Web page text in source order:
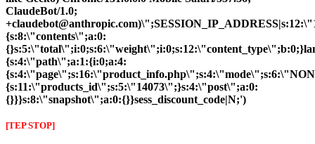
ClaudeBot/1.0;
{s:8:\"contents\";a:0:
{s:4:\"path\";a:1:{i:0;a:4:
{s:11:\"products_id\";s:5:\"14073\";}s:4:\"post\";a:0:
{}}}s:8:\"snapshot\";a:0:{}}sess_discount_code|N;')
[TEP STOP]